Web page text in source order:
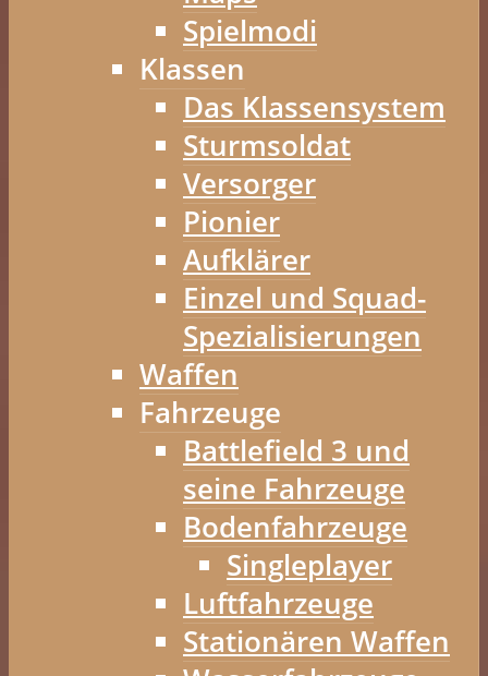
Spielmodi
Klassen
Das Klassensystem
Sturmsoldat
Versorger
Pionier
Aufklärer
Einzel und Squad-
Spezialisierungen
Waffen
Fahrzeuge
Battlefield 3 und
seine Fahrzeuge
Bodenfahrzeuge
Singleplayer
Luftfahrzeuge
Stationären Waffen